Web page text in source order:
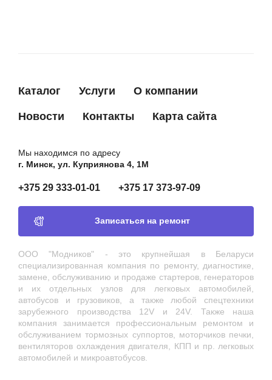
Каталог Услуги О компании
Новости Контакты Карта сайта
Мы находимся по адресу
г. Минск, ул. Куприянова 4, 1М
+375 29 333-01-01 +375 17 373-97-09
Записаться на ремонт
ООО "Модников" - это крупнейшая в Беларуси
специализированная компания по ремонту, диагностике,
замене, обслуживанию и продаже стартеров, генераторов
и их отдельных узлов для легковых автомобилей,
автобусов и грузовиков, а также любой спецтехники
зарубежного производства 12V и 24V. Также наша
компания занимается профессиональным ремонтом и
обслуживанием тормозных суппортов, моторчиков печки,
вентиляторов охлаждения двигателя, КПП и пр. легковых
автомобилей и микроавтобусов.